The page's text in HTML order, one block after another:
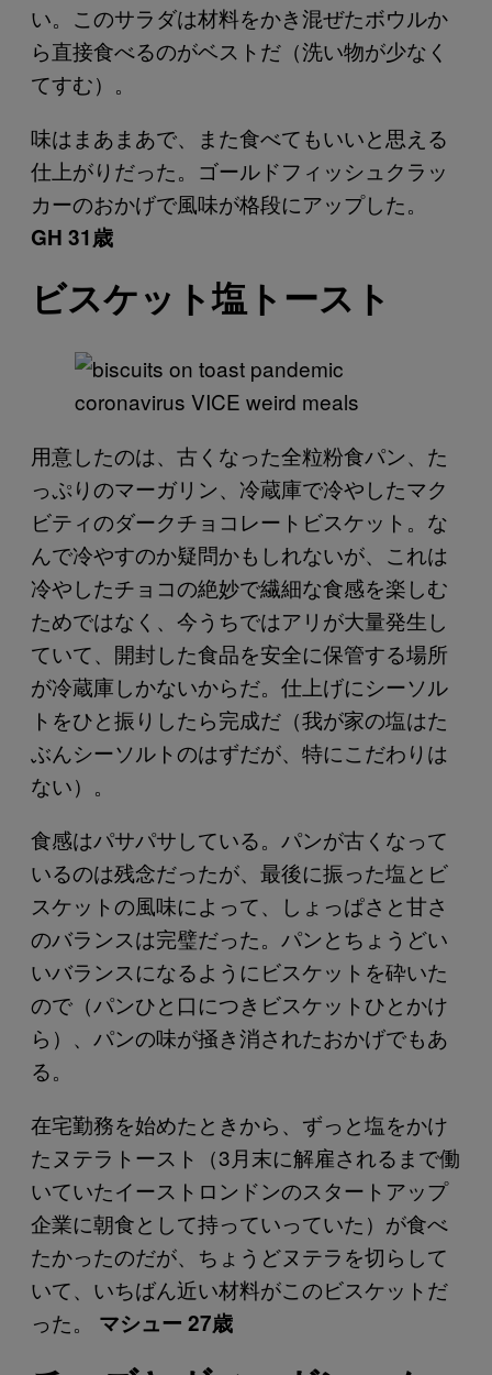
い。このサラダは材料をかき混ぜたボウルか
ら直接食べるのがベストだ（洗い物が少なく
てすむ）。
味はまあまあで、また食べてもいいと思える
仕上がりだった。ゴールドフィッシュクラッ
カーのおかげで風味が格段にアップした。
GH 31歳
ビスケット塩トースト
用意したのは、古くなった全粒粉食パン、た
っぷりのマーガリン、冷蔵庫で冷やしたマク
ビティのダークチョコレートビスケット。な
んで冷やすのか疑問かもしれないが、これは
冷やしたチョコの絶妙で繊細な食感を楽しむ
ためではなく、今うちではアリが大量発生し
ていて、開封した食品を安全に保管する場所
が冷蔵庫しかないからだ。仕上げにシーソル
トをひと振りしたら完成だ（我が家の塩はた
ぶんシーソルトのはずだが、特にこだわりは
ない）。
食感はパサパサしている。パンが古くなって
いるのは残念だったが、最後に振った塩とビ
スケットの風味によって、しょっぱさと甘さ
のバランスは完璧だった。パンとちょうどい
いバランスになるようにビスケットを砕いた
ので（パンひと口につきビスケットひとかけ
ら）、パンの味が掻き消されたおかげでもあ
る。
在宅勤務を始めたときから、ずっと塩をかけ
たヌテラトースト（3月末に解雇されるまで働
いていたイーストロンドンのスタートアップ
企業に朝食として持っていっていた）が食べ
たかったのだが、ちょうどヌテラを切らして
いて、いちばん近い材料がこのビスケットだ
った。 マシュー 27歳